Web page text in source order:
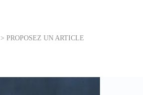
> PROPOSEZ UN ARTICLE